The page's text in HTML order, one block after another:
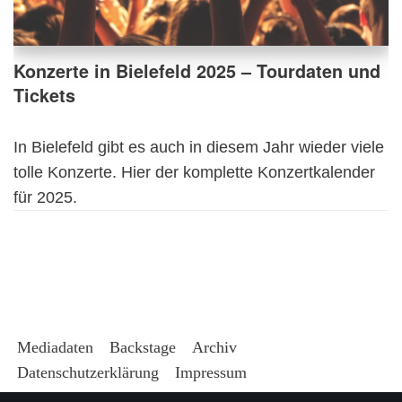
Konzerte in Bielefeld 2025 – Tourdaten und
Tickets
In Bielefeld gibt es auch in diesem Jahr wieder viele
tolle Konzerte. Hier der komplette Konzertkalender
für 2025.
Mediadaten Backstage
Archiv
Datenschutzerklärung
Impressum